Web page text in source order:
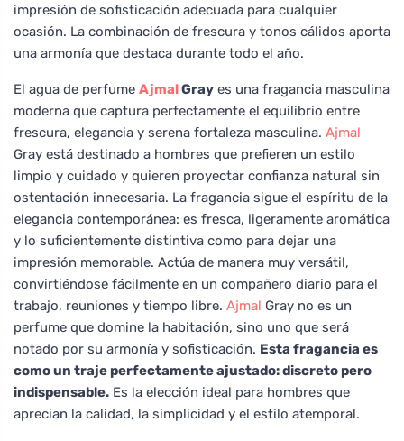
impresión de sofisticación adecuada para cualquier
ocasión. La combinación de frescura y tonos cálidos aporta
una armonía que destaca durante todo el año.
El agua de perfume AjmalGray es una fragancia masculina
moderna que captura perfectamente el equilibrio entre
frescura, elegancia y serena fortaleza masculina. Ajmal
Gray está destinado a hombres que prefieren un estilo
limpio y cuidado y quieren proyectar confianza natural sin
ostentación innecesaria. La fragancia sigue el espíritu de la
elegancia contemporánea: es fresca, ligeramente aromática
y lo suficientemente distintiva como para dejar una
impresión memorable. Actúa de manera muy versátil,
convirtiéndose fácilmente en un compañero diario para el
trabajo, reuniones y tiempo libre. Ajmal Gray no es un
perfume que domine la habitación, sino uno que será
notado por su armonía y sofisticación. Esta fragancia es
como un traje perfectamente ajustado: discreto pero
indispensable. Es la elección ideal para hombres que
aprecian la calidad, la simplicidad y el estilo atemporal.